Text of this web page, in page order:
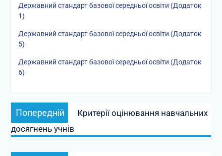
Державний стандарт базової середньої освіти (Додаток
1)
Державний стандарт базової середньої освіти (Додаток
5)
Державний стандарт базової середньої освіти (Додаток
6)
Навігація
записів
Попередній
Попередній
запис:
Критерії оцінювання навчальних
досягнень учнів